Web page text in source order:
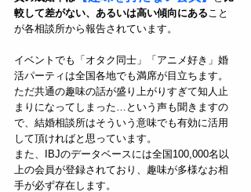
較して差がない、あるいは高い傾向にある こと
が各相談所から報告されています。
イベントでも「オタク同士」「アニメ好き」婚
活パーティは全国各地でも満席が目立ちます。
ただ共通の趣味の話が盛り上がりすぎて知人止
まりになってしまった…という声も聞きますの
で、結婚相談所はそういう意味でも有効に活用
して頂ければと思っています。
また、IBJのデータベースには全国100,000名以
上の会員が登録されており、趣味が多様なお相
手が必ず存在します。